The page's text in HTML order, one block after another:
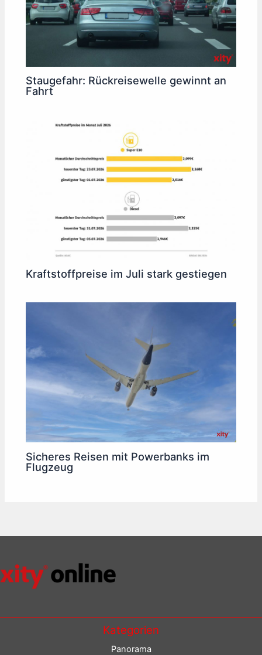
Staugefahr: Rückreisewelle gewinnt an
Fahrt
Kraftstoffpreise im Juli stark gestiegen
Sicheres Reisen mit Powerbanks im
Flugzeug
Kategorien
Panorama